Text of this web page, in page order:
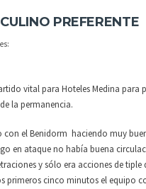
PREFERENTE
vital para Hoteles Medina para
la permanencia.
con el Benidorm haciendo muy
en ataque no había buena
y sólo era acciones de tiple
primeros cinco minutos el equipo